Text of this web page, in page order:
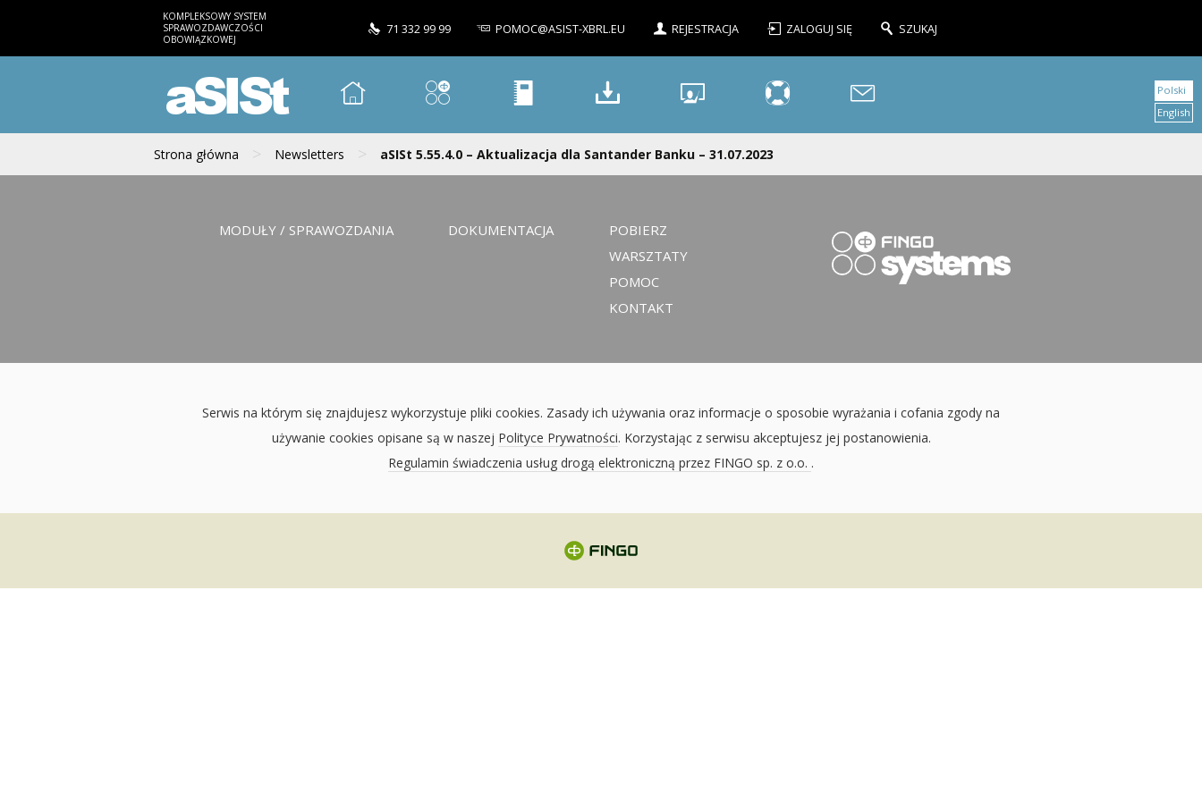
KOMPLEKSOWY SYSTEM
SPRAWOZDAWCZOŚCI
OBOWIĄZKOWEJ
71 332 99 99 POMOC@ASIST-XBRL.EU REJESTRACJA ZALOGUJ SIĘ SZUKAJ
aSISt
Strona główna > Newsletters > aSISt 5.55.4.0 – Aktualizacja dla Santander Banku – 31.07.2023
Polski
English
MODUŁY / SPRAWOZDANIA DOKUMENTACJA
POBIERZ
WARSZTATY
POMOC
KONTAKT
Serwis na którym się znajdujesz wykorzystuje pliki cookies. Zasady ich używania oraz informacje o sposobie wyrażania i cofania zgody na
używanie cookies opisane są w naszej Polityce Prywatności. Korzystając z serwisu akceptujesz jej postanowienia.
Regulamin świadczenia usług drogą elektroniczną przez FINGO sp. z o.o. .